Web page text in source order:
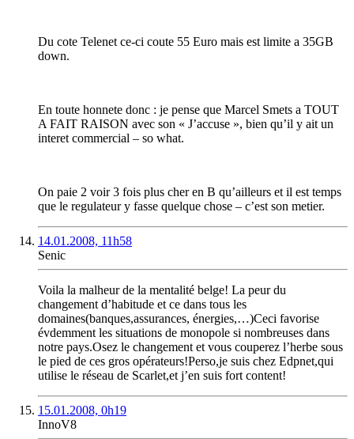
Du cote Telenet ce-ci coute 55 Euro mais est limite a 35GB
down.
En toute honnete donc : je pense que Marcel Smets a TOUT
A FAIT RAISON avec son « J’accuse », bien qu’il y ait un
interet commercial – so what.
On paie 2 voir 3 fois plus cher en B qu’ailleurs et il est temps
que le regulateur y fasse quelque chose – c’est son metier.
14.01.2008, 11h58
Senic
Voila la malheur de la mentalité belge! La peur du
changement d’habitude et ce dans tous les
domaines(banques,assurances, énergies,…)Ceci favorise
évdemment les situations de monopole si nombreuses dans
notre pays.Osez le changement et vous couperez l’herbe sous
le pied de ces gros opérateurs!Perso,je suis chez Edpnet,qui
utilise le réseau de Scarlet,et j’en suis fort content!
15.01.2008, 0h19
InnoV8